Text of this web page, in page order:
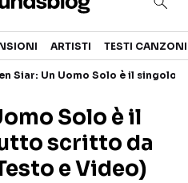
TESTI CANZONI
TOUR ED EVENTI
TALENT SHOW
ARTISTI TESTI CANZONI
Siar: Un Uomo Solo è il singolo
Solo è il
scritto da
e Video)